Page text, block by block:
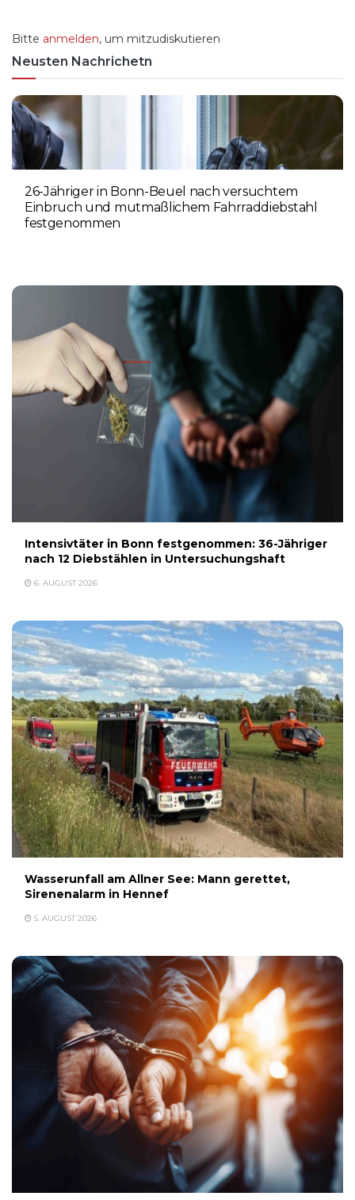
Bitte anmelden, um mitzudiskutieren
Neusten Nachrichetn
26-Jähriger in Bonn-Beuel nach versuchtem
Einbruch und mutmaßlichem Fahrraddiebstahl
festgenommen
Intensivtäter in Bonn festgenommen: 36-Jähriger
nach 12 Diebstählen in Untersuchungshaft
6. AUGUST 2026
Wasserunfall am Allner See: Mann gerettet,
Sirenenalarm in Hennef
5. AUGUST 2026